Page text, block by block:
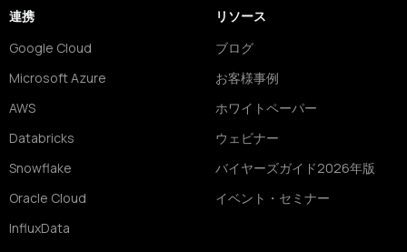
連携
Google Cloud
Microsoft Azure
AWS
Databricks
Snowflake
Oracle Cloud
InfluxData
リソース
ブログ
お客様事例
ホワイトペーパー
ウェビナー
バイヤーズガイド2026年版
イベント・セミナー